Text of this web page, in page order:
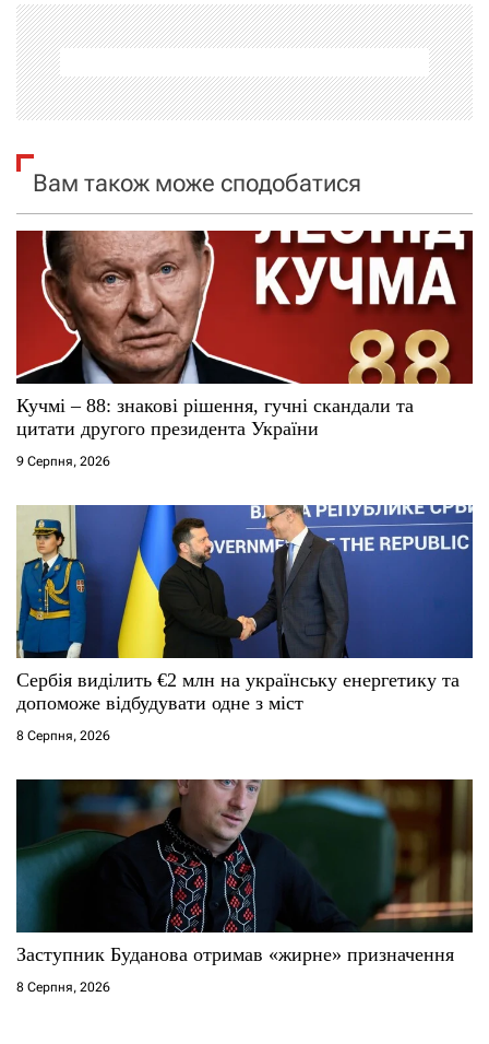
ц
і
а
с
і
в
Вам також може сподобатися
Кучмі – 88: знакові рішення, гучні скандали та
цитати другого президента України
9 Серпня, 2026
Сербія виділить €2 млн на українську енергетику та
допоможе відбудувати одне з міст
8 Серпня, 2026
Заступник Буданова отримав «жирне» призначення
8 Серпня, 2026